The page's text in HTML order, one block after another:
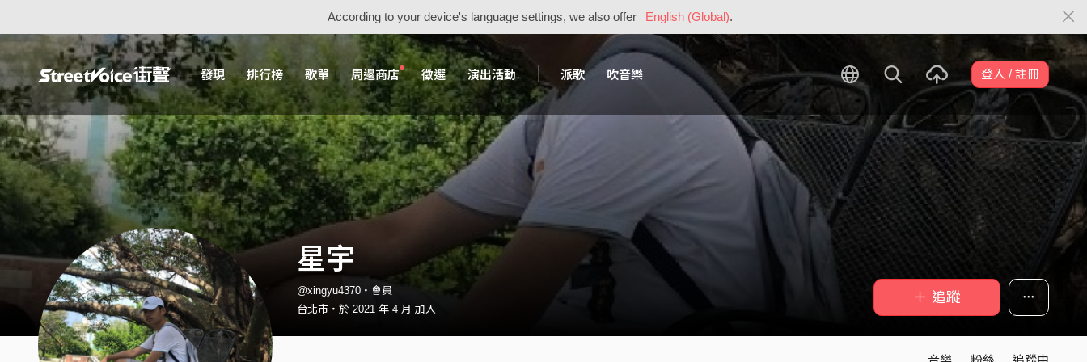
According to your device's language settings, we also offer English (Global).
發現 排行榜 歌單 周邊商店 徵選 演出活動 派歌 吹音樂 登入 / 註冊
星宇
@xingyu4370・會員
台北市・於 2021 年 4 月 加入
＋ 追蹤